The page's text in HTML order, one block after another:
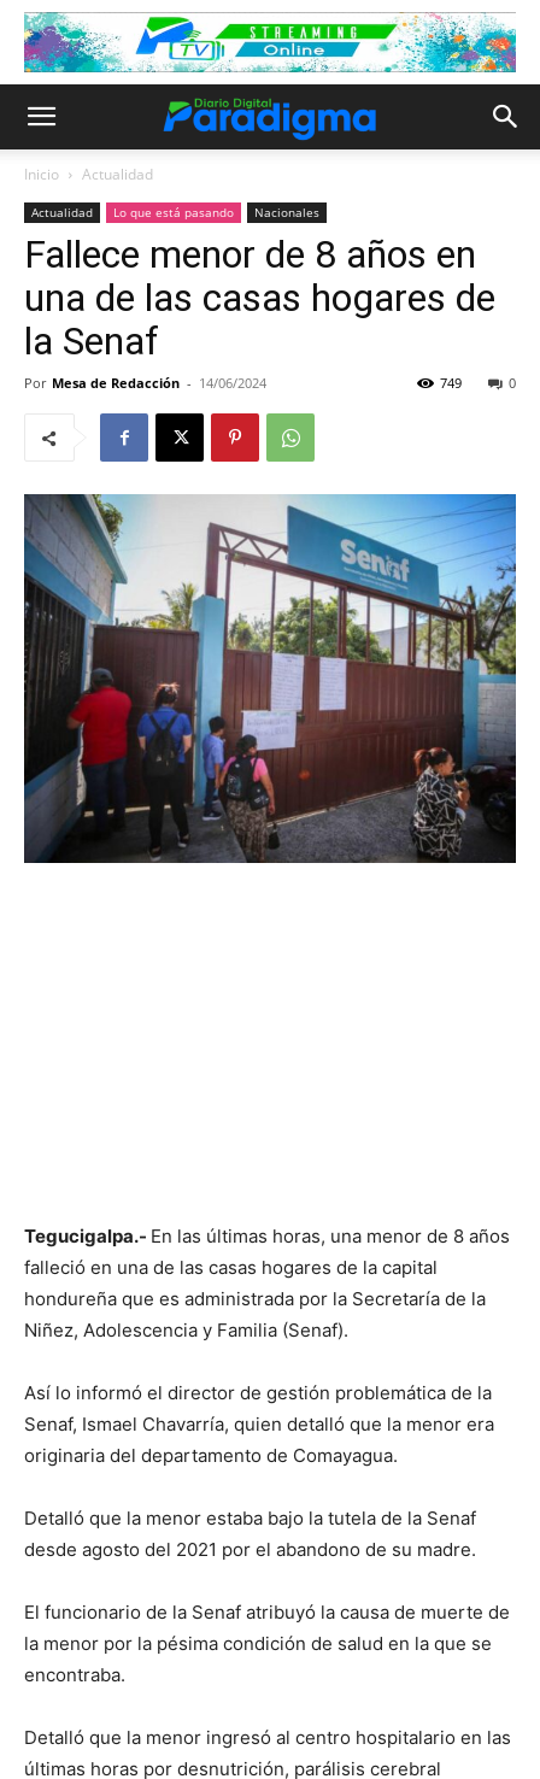
Inicio Actualidad
Actualidad Lo que está pasando Nacionales
Fallece menor de 8 años en
una de las casas hogares de
la Senaf
Por Mesa de Redacción - 14/06/2024 0
749
Tegucigalpa.- En las últimas horas, una menor de 8 años
falleció en una de las casas hogares de la capital
hondureña que es administrada por la Secretaría de la
Niñez, Adolescencia y Familia (Senaf).
Así lo informó el director de gestión problemática de la
Senaf, Ismael Chavarría, quien detalló que la menor era
originaria del departamento de Comayagua.
Detalló que la menor estaba bajo la tutela de la Senaf
desde agosto del 2021 por el abandono de su madre.
El funcionario de la Senaf atribuyó la causa de muerte de
la menor por la pésima condición de salud en la que se
encontraba.
Detalló que la menor ingresó al centro hospitalario en las
últimas horas por desnutrición, parálisis cerebral